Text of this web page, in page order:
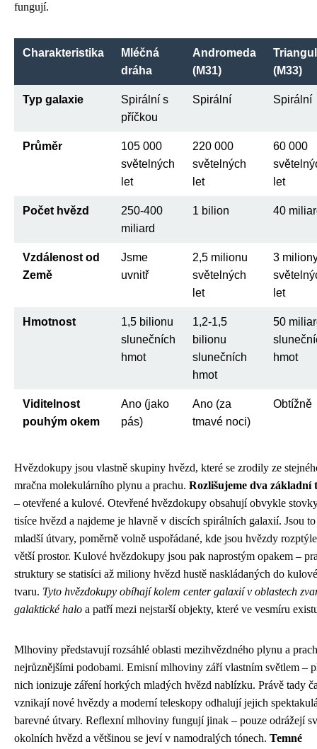
fungují.
Charakteristika
Mléčná
dráha
Andromeda
(M31)
(M33)
Typ galaxie
Spirální s
příčkou
Spirální Spirální
Průměr
105 000
světelných
let
220 000
světelných
let
60 000
let
Počet hvězd
250-400
miliard
1 bilion 40
Vzdálenost od
Země
Jsme
uvnitř
2,5 milionu
světelných
let
3
let
Hmotnost
1,5 bilionu
slunečních
hmot
1,2-1,5
bilionu
slunečních
hmot
50
hmot
Viditelnost
pouhým okem
Ano (jako
pás)
Ano (za
tmavé noci)
Obtížně
Hvězdokupy jsou vlastně skupiny hvězd, které se zrodily ze
mračna molekulárního plynu a prachu. Rozlišujeme dva základní
– otevřené a kulové. Otevřené hvězdokupy obsahují obvykle
tisíce hvězd a najdeme je hlavně v discích spirálních galaxií. Jsou to
mladší útvary, poměrně volně uspořádané, kde jsou hvězdy
větší prostor. Kulové hvězdokupy jsou pak naprostým opakem –
struktury se statisíci až miliony hvězd hustě naskládaných do
tvaru. Tyto hvězdokupy obíhají kolem center galaxií v oblastech
galaktické halo a patří mezi nejstarší objekty, které ve vesmíru
Mlhoviny představují rozsáhlé oblasti mezihvězdného plynu a
nejrůznějšími podobami. Emisní mlhoviny září vlastním světlem –
nich ionizuje záření horkých mladých hvězd nablízku. Právě tady
vznikají nové hvězdy a moderní teleskopy odhalují jejich
barevné útvary. Reflexní mlhoviny fungují jinak – pouze odrážejí
okolních hvězd a většinou se jeví v namodralých tónech. Temné